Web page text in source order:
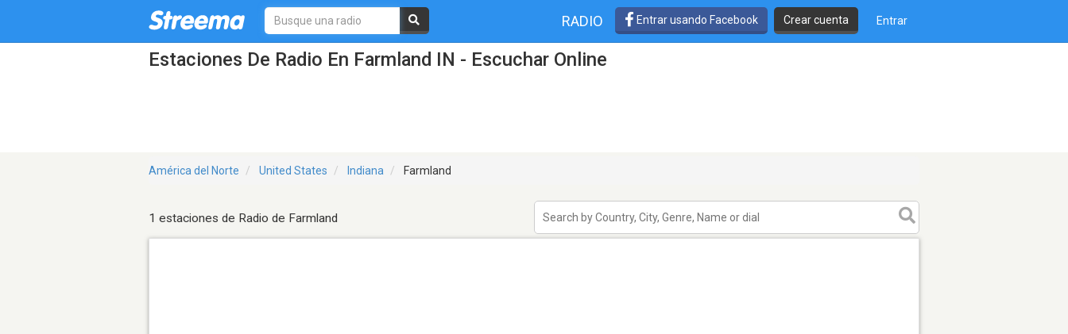
RADIO Entrar usando Facebook Crear cuenta Entrar
Estaciones De Radio En Farmland IN - Escuchar Online
América del Norte United States Indiana Farmland
1 estaciones de Radio de Farmland